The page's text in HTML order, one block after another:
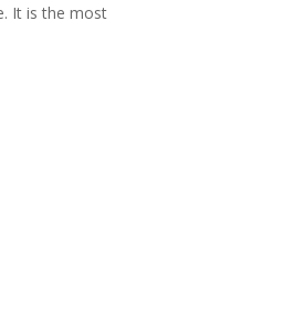
It is the most